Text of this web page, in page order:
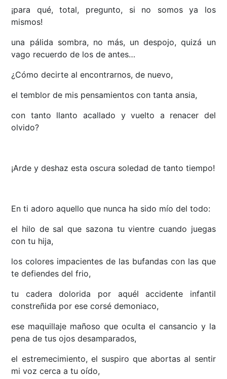
¡para qué, total, pregunto, si no somos ya los
mismos!
una pálida sombra, no más, un despojo, quizá un
vago recuerdo de los de antes…
¿Cómo decirte al encontrarnos, de nuevo,
el temblor de mis pensamientos con tanta ansia,
con tanto llanto acallado y vuelto a renacer del
olvido?
¡Arde y deshaz esta oscura soledad de tanto tiempo!
En ti adoro aquello que nunca ha sido mío del todo:
el hilo de sal que sazona tu vientre cuando juegas
con tu hija,
los colores impacientes de las bufandas con las que
te defiendes del frio,
tu cadera dolorida por aquél accidente infantil
constreñida por ese corsé demoniaco,
ese maquillaje mañoso que oculta el cansancio y la
pena de tus ojos desamparados,
el estremecimiento, el suspiro que abortas al sentir
mi voz cerca a tu oído,